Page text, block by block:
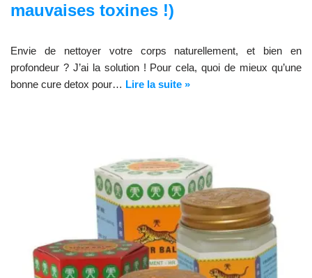
mauvaises toxines !)
Envie de nettoyer votre corps naturellement, et bien en
profondeur ? J’ai la solution ! Pour cela, quoi de mieux qu’une
bonne cure detox pour… Lire la suite »